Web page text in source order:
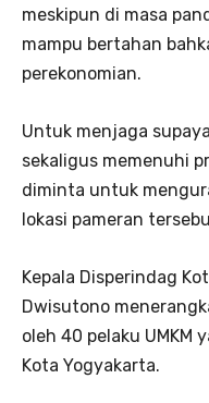
meskipun di masa
mampu bertahan
perekonomian.
Untuk menjaga
sekaligus memenuhi
diminta untuk
lokasi pameran
Kepala Disperindag
Dwisutono
oleh 40 pelaku UMKM
Kota Yogyakarta.